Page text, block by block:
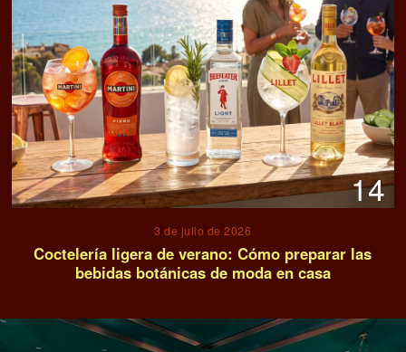
14
3 de julio de 2026
Coctelería ligera de verano: Cómo preparar las
bebidas botánicas de moda en casa